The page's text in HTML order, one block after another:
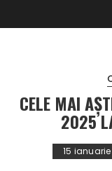
CELE MAI
2025
15